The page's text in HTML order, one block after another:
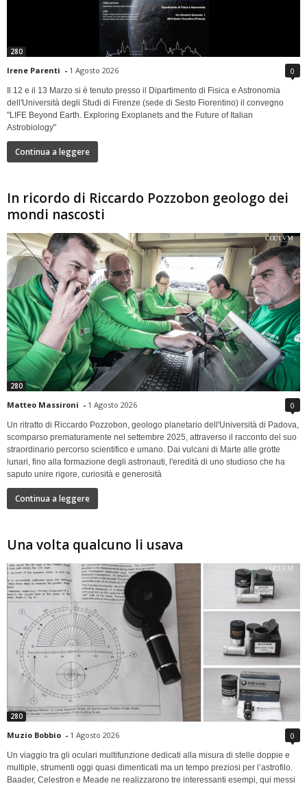
280
Irene Parenti - 1 Agosto 2026 0
Il 12 e il 13 Marzo si è tenuto presso il Dipartimento di Fisica e Astronomia
dell'Università degli Studi di Firenze (sede di Sesto Fiorentino) il convegno
"LIFE Beyond Earth. Exploring Exoplanets and the Future of Italian
Astrobiology"
Continua a leggere
In ricordo di Riccardo Pozzobon geologo dei
mondi nascosti
280
Matteo Massironi - 1 Agosto 2026 0
Un ritratto di Riccardo Pozzobon, geologo planetario dell'Università di Padova,
scomparso prematuramente nel settembre 2025, attraverso il racconto del suo
straordinario percorso scientifico e umano. Dai vulcani di Marte alle grotte
lunari, fino alla formazione degli astronauti, l'eredità di uno studioso che ha
saputo unire rigore, curiosità e generosità
Continua a leggere
Una volta qualcuno li usava
280
Muzio Bobbio - 1 Agosto 2026 0
Un viaggio tra gli oculari multifunzione dedicati alla misura di stelle doppie e
multiple, strumenti oggi quasi dimenticati ma un tempo preziosi per l’astrofilo.
Baader, Celestron e Meade ne realizzarono tre interessanti esempi, qui messi